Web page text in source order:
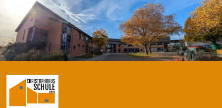
Inhalt
springen